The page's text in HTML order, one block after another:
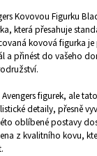
Kovovou Figurku
která přesahuje
kovová figurka
a přinést do vašeho
figurek, ale
detaily, přesně
oblíbené postavy
z kvalitního kovu,